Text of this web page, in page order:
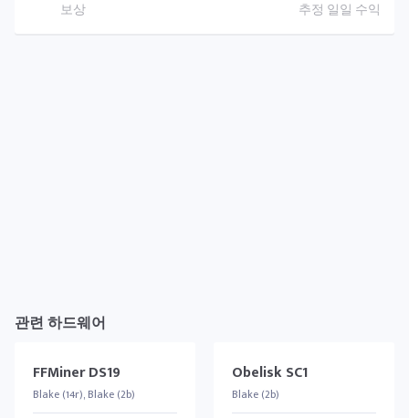
관련 하드웨어
FFMiner DS19
Blake (14r), Blake (2b)
Obelisk SC1
Blake (2b)